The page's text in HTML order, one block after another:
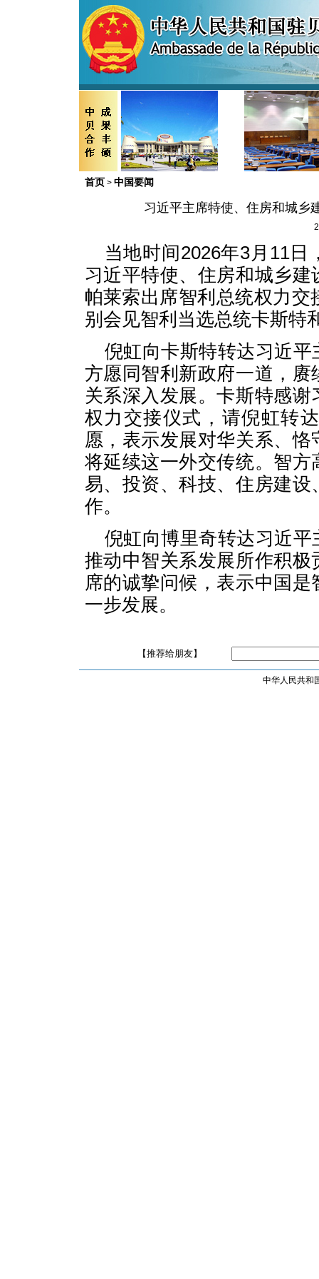
首页 > 中国要闻
习近平主席特使、住房和城乡
当地时间2026年3月11
习近平特使、住房和城乡
帕莱索出席智利总统权力
别会见智利当选总统卡斯特
倪虹向卡斯特转达习近
方愿同智利新政府一道，
关系深入发展。卡斯特感
权力交接仪式，请倪虹转
愿，表示发展对华关系、
将延续这一外交传统。智
易、投资、科技、住房建
作。
倪虹向博里奇转达习近
推动中智关系发展所作积
席的诚挚问候，表示中国
一步发展。
【推荐给朋友】
中华人民共和